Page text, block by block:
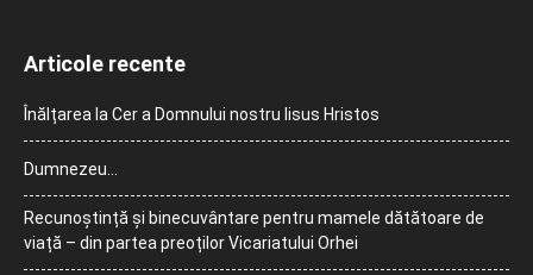
Articole recente
Înălțarea la Cer a Domnului nostru Iisus Hristos
Dumnezeu…
Recunoștință și binecuvântare pentru mamele dătătoare de
viață – din partea preoților Vicariatului Orhei